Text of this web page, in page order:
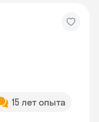
15 лет опыта